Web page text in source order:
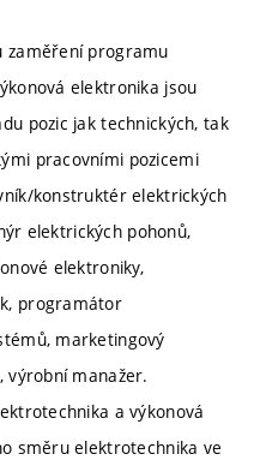
zaměření programu
elektronika jsou
pozic jak technických, tak
pracovními pozicemi
konstruktér elektrických
elektrických pohonů,
elektroniky,
programátor
marketingový
výrobní manažer.
a výkonová
směru elektrotechnika ve